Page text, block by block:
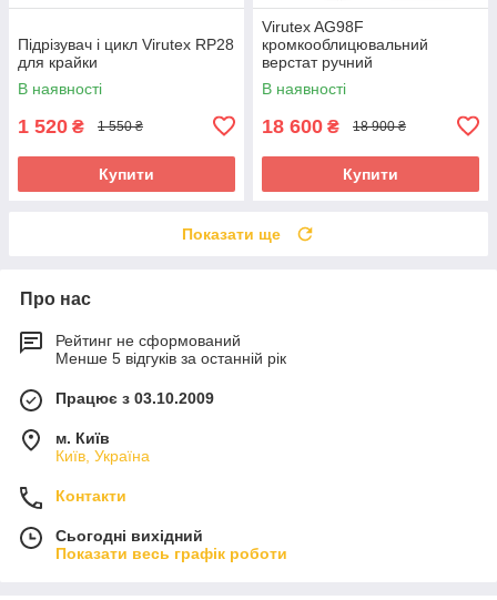
Підрізувач і цикл Virutex RP28
для крайки
В наявності
1 520 ₴ 1 550 ₴
Купити
Virutex AG98F
кромкооблицювальний
верстат ручний
В наявності
18 600 ₴ 18 900 ₴
Купити
Показати ще
Про нас
Рейтинг не сформований
Менше 5 відгуків за останній рік
Працює з 03.10.2009
м. Київ
Київ, Україна
Контакти
Сьогодні вихідний
Показати весь графік роботи